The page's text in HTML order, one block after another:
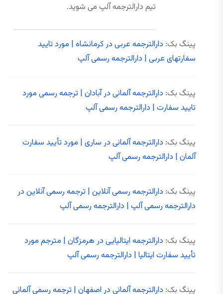
تیم دارالترجمه آلپ می شوید.
پینگ بک: دارالترجمه عربی در کرمانشاه | مورد تایید
سفارتهای عربی | دارالترجمه رسمی آلپ
پینگ بک: دارالترجمه آلمانی در آبادان | ترجمه رسمی مورد
تایید سفارت | دارالترجمه رسمی آلپ
پینگ بک: دارالترجمه آلمانی در ساری | مورد تأیید سفارت
آلمان | دارالترجمه رسمی آلپ
پینگ بک: دارالترجمه رسمی آنلاین | ترجمه رسمی آنلاین در
دارالترجمه رسمی آلپ | دارالترجمه رسمی آلپ
پینگ بک: دارالترجمه ایتالیایی در هرمزگان | مترجم مورد
تأیید سفارت ایتالیا | دارالترجمه رسمی آلپ
پینگ بک: دارالترجمه آلمانی در اصفهان | ترجمه رسمی آلمانی